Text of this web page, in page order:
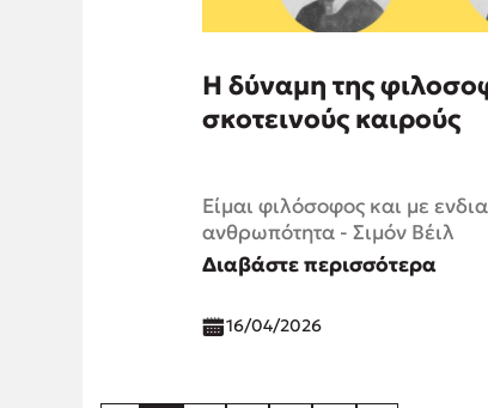
Η δύναμη της
σκοτεινούς καιρούς
Είμαι φιλόσοφος και με
ανθρωπότητα - Σιμόν Βέιλ
Διαβάστε περισσότερα
16/04/2026